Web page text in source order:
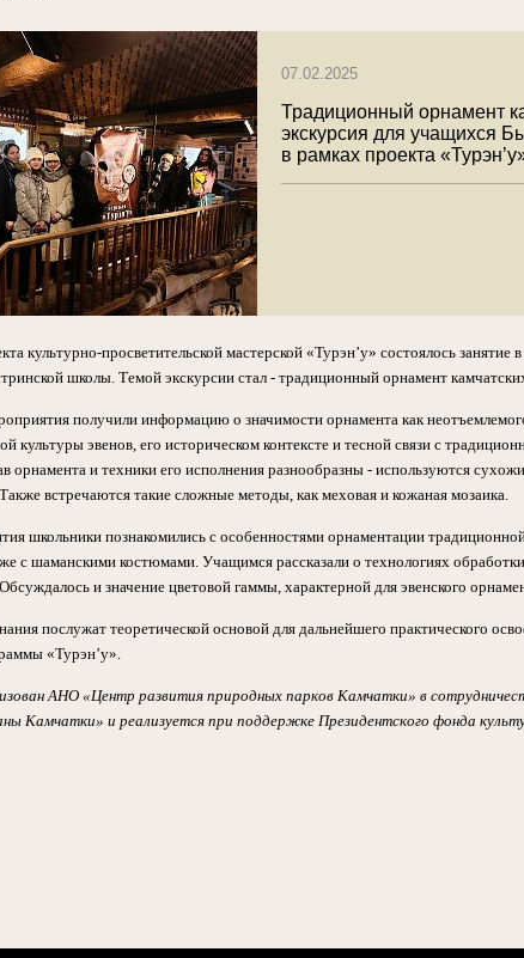
07.02.2025
Традиционный орнамент
экскурсия для учащихся
в рамках проекта
культурно-просветительской мастерской «Турэн’у» состоялось занятие
школы. Темой экскурсии стал - традиционный орнамент
получили информацию о значимости орнамента как
культуры эвенов, его историческом контексте и тесной связи с
орнамента и техники его исполнения разнообразны - используются
встречаются такие сложные методы, как меховая и кожаная мозаика.
школьники познакомились с особенностями орнаментации
с шаманскими костюмами. Учащимся рассказали о технологиях
и значение цветовой гаммы, характерной для эвенского
послужат теоретической основой для дальнейшего практического
«Турэн’у».
АНО «Центр развития природных парков Камчатки» в
Камчатки» и реализуется при поддержке Президентского фонда